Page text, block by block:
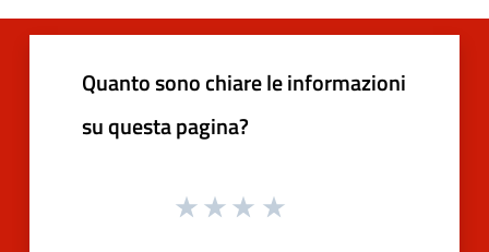
Quanto sono chiare le informazioni
su questa pagina?